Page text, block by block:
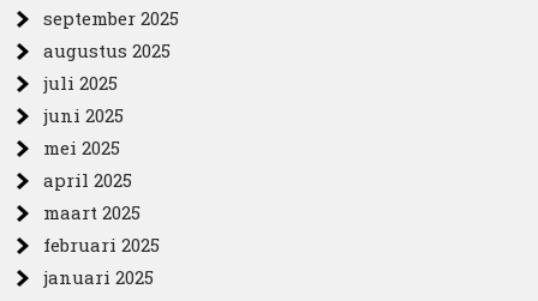
september 2025
augustus 2025
juli 2025
juni 2025
mei 2025
april 2025
maart 2025
februari 2025
januari 2025